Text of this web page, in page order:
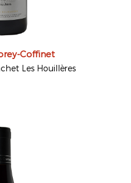
Coffinet
Les Houillères